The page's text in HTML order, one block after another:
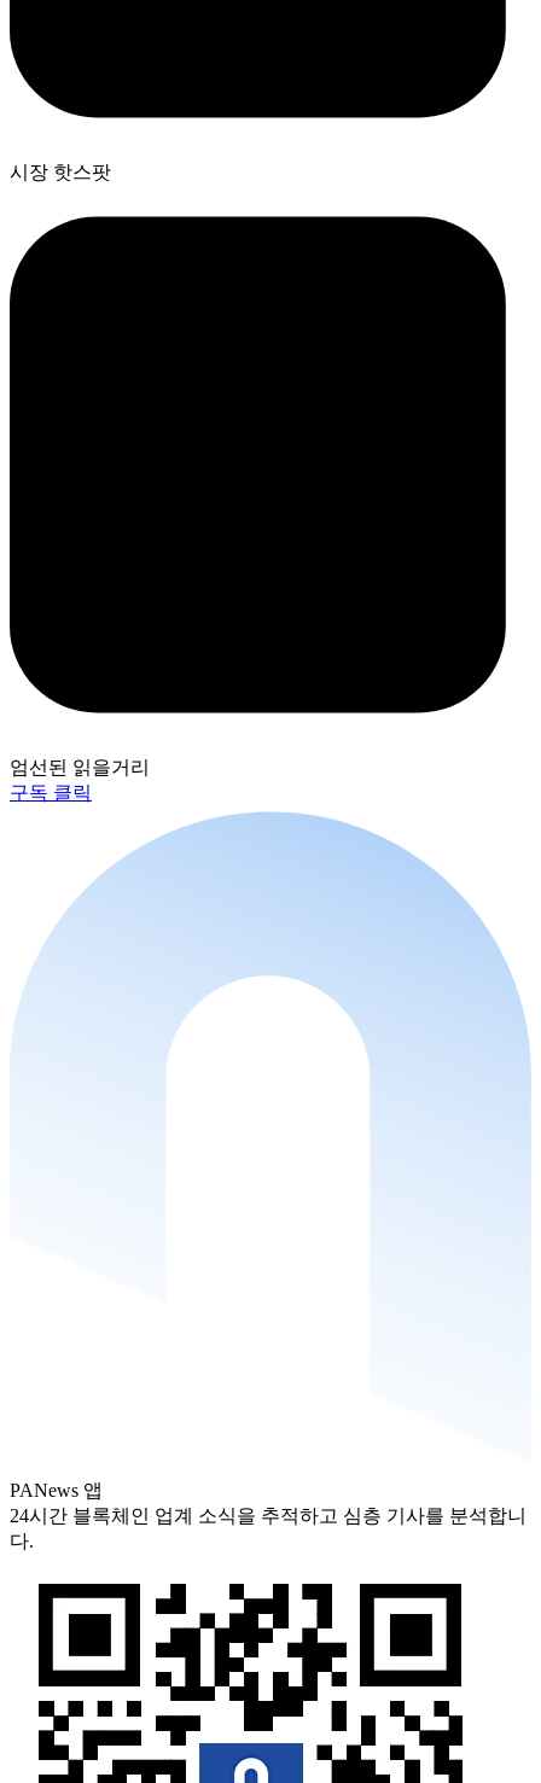
시장 핫스팟
엄선된 읽을거리
구독 클릭
PANews 앱
24시간 블록체인 업계 소식을 추적하고 심층 기사를 분석합니
다.